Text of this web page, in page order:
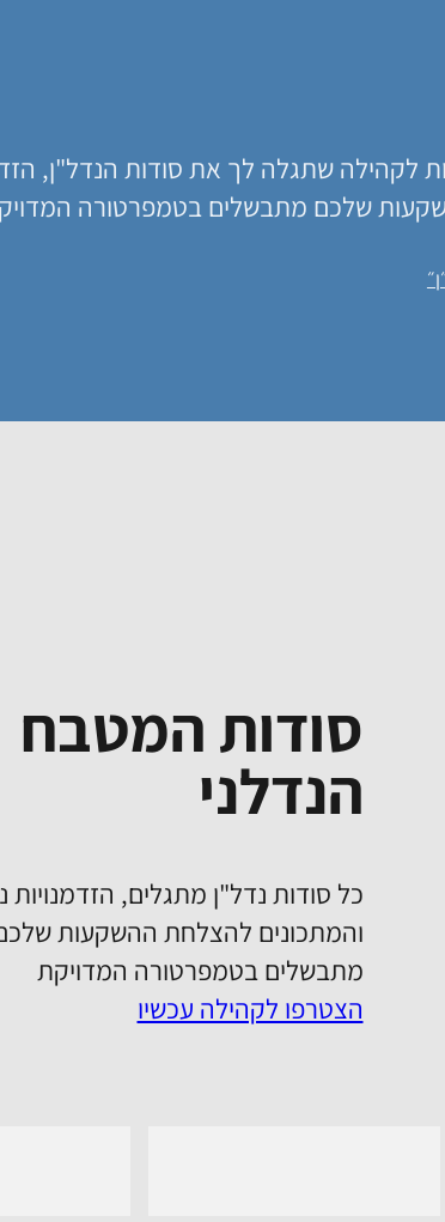
שתגלה לך את סודות הנדל"ן,
שלכם מתבשלים בטמפרטורה
סודות המטבח
הנדלני
כל סודות נדל"ן מתגלים, הזדמנויות
והמתכונים להצלחת ההשקעות
מתבשלים בטמפרטורה המדויקת
הצטרפו לקהילה עכשיו